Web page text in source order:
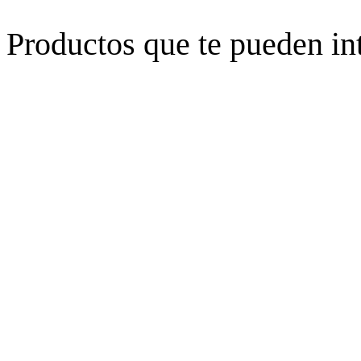
Productos que te pueden